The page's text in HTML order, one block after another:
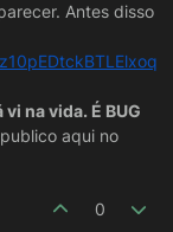
Antes disso
na vida. É BUG
aqui no
0